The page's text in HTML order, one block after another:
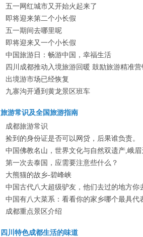
五一网红城市又开始火起来了
即将迎来第二个小长假
五一期间去哪里呢
即将迎来又一个小长假
中国旅游日：畅游中国，幸福生活
四川成都推动入境旅游回暖 鼓励旅游精准营
出境游市场已经恢复
九寨沟开通到黄龙景区班车
旅游常识及全国旅游指南
成都旅游常识
捡到的身份证是否可以网贷，后果谁负责。
中国佛教名山，世界文化与自然双遗产,峨眉
第一次去泰国，应需要注意些什么？
大熊猫的故乡-碧峰峡
中国古代八大超级驴友，他们去过的地方你
中国有八大菜系：看看你的家乡哪个最具代
成都重点景区介绍
四川特色成都生活的味道